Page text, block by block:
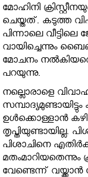
മോഹിനി
ചെയ്തത്. കടുത്ത
പിന്നാലെ
വായിച്ചെന്നും
മോചനം
പറയുന്നു.
നല്ലൊരാളെ
ഉള്‍ക്കൊള്ളാന്‍
തൃപ്തിയുണ്ടായില്ല.
പിശാചിനെ
മതംമാറിയതെന്നും
വേണ്ടെന്ന്